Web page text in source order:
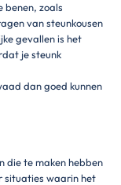
benen, zoals
van steunkousen
gevallen is het
je steunk
dan goed kunnen
die te maken hebben
situaties waarin het